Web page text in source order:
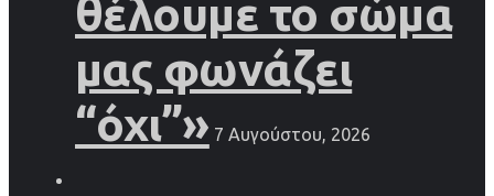
θέλουμε το σώμα
μας φωνάζει
“όχι”» 7 Αυγούστου, 2026